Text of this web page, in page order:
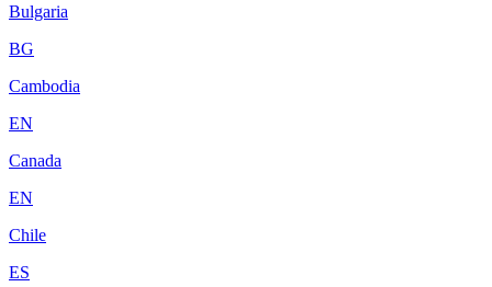
Bulgaria
BG
Cambodia
EN
Canada
EN
Chile
ES